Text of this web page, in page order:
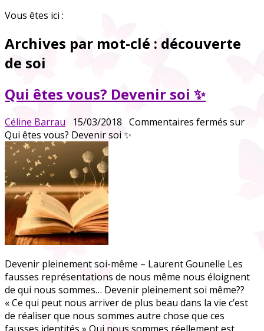
Vous êtes ici :
Archives par mot-clé : découverte
de soi
Qui êtes vous? Devenir soi ✨
Céline Barrau 15/03/2018 Commentaires fermés sur
Qui êtes vous? Devenir soi ✨
Devenir pleinement soi-même – Laurent Gounelle Les
fausses représentations de nous même nous éloignent
de qui nous sommes… Devenir pleinement soi même??
« Ce qui peut nous arriver de plus beau dans la vie c’est
de réaliser que nous sommes autre chose que ces